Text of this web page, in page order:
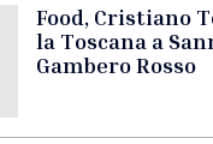
Food, Cristiano
la Toscana a
Gambero Rosso